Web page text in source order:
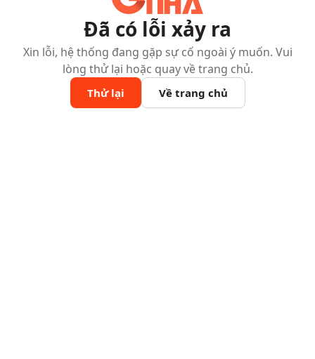
Đã có lỗi xảy ra
Xin lỗi, hệ thống đang gặp sự cố ngoài ý muốn. Vui
lòng thử lại hoặc quay về trang chủ.
Thử lại Về trang chủ